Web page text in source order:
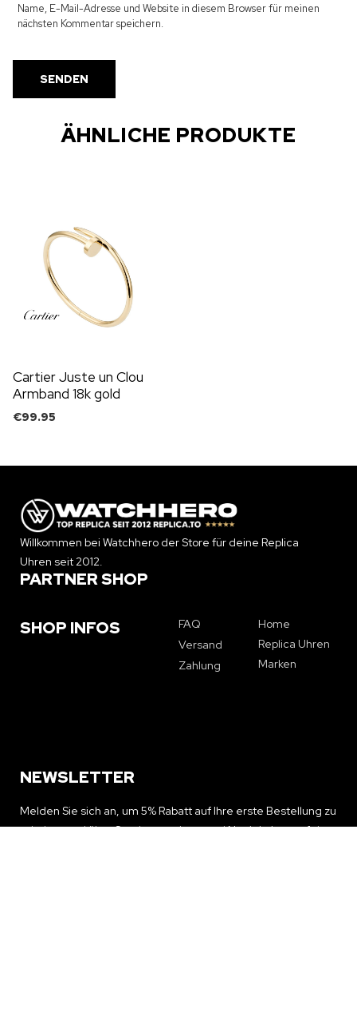
Name, E-Mail-Adresse und Website in diesem Browser für meinen
nächsten Kommentar speichern.
ÄHNLICHE PRODUKTE
Cartier Juste un Clou
Armband 18k gold
medium
€99.95
Willkommen bei Watchhero der Store für deine Replica
Uhren seit 2012.
PARTNER SHOP
SHOP INFOS
FAQ
Versand
Zahlung
Home
Replica Uhren
Marken
NEWSLETTER
Melden Sie sich an, um 5% Rabatt auf Ihre erste Bestellung zu
erhalten und über Sonderangebote und Neuigkeiten auf dem